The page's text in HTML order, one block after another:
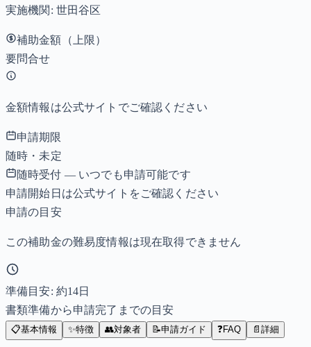
実施機関: 世田谷区
補助金額（上限）
要問合せ
金額情報は公式サイトでご確認ください
申請期限
随時・未定
随時受付 — いつでも申請可能です
申請開始日は公式サイトをご確認ください
申請の目安
この補助金の難易度情報は現在取得できません
準備目安: 約14日
書類準備から申請完了までの目安
📋基本情報 ✨特徴 👥対象者 📝申請ガイド ❓FAQ 📄 詳細